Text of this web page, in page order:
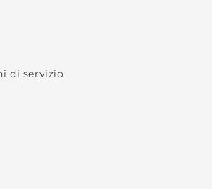
di servizio